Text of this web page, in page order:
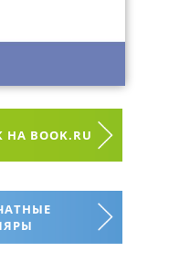
BOOK.RU